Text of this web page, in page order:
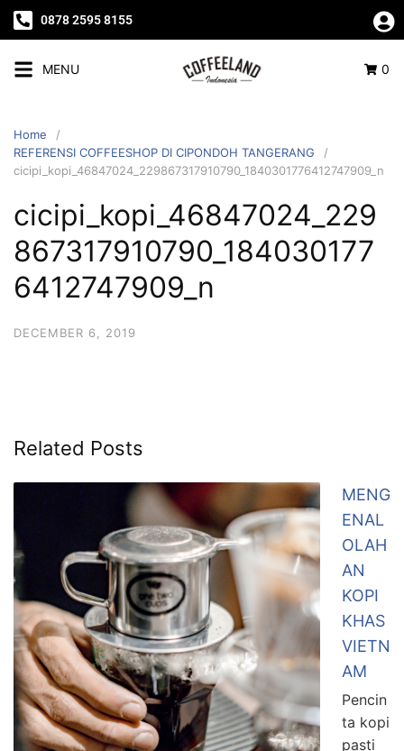
0878 2595 8155
MENU 0
Home
REFERENSI COFFEESHOP DI CIPONDOH TANGERANG
cicipi_kopi_46847024_229867317910790_1840301776412747909_n
cicipi_kopi_46847024_229
867317910790_184030177
6412747909_n
DECEMBER 6, 2019
Related Posts
MENG
ENAL
OLAH
AN
KOPI
KHAS
VIETN
AM
Pencin
ta kopi
pasti